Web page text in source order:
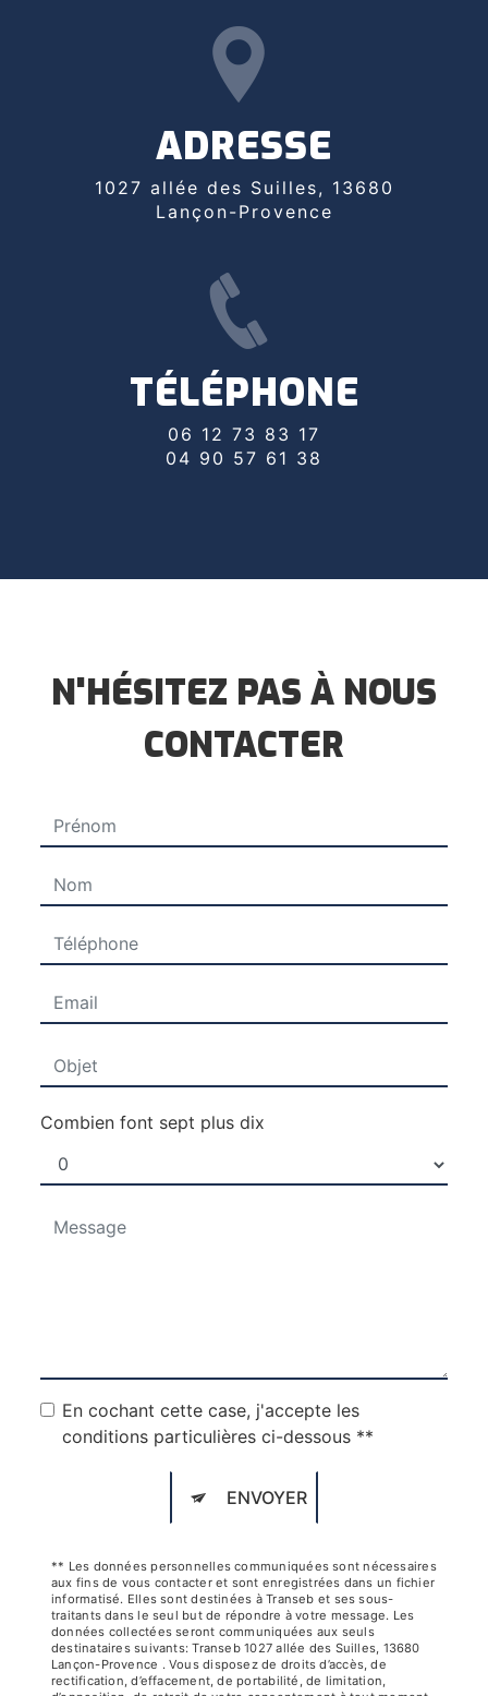
ADRESSE
1027 allée des Suilles, 13680
Lançon-Provence
TÉLÉPHONE
06 12 73 83 17
04 90 57 61 38
N'HÉSITEZ PAS À NOUS
CONTACTER
Combien font sept plus dix
En cochant cette case, j'accepte les
conditions particulières ci-dessous **
ENVOYER
** Les données personnelles communiquées sont nécessaires
aux fins de vous contacter et sont enregistrées dans un fichier
informatisé. Elles sont destinées à Transeb et ses sous-
traitants dans le seul but de répondre à votre message. Les
données collectées seront communiquées aux seuls
destinataires suivants: Transeb 1027 allée des Suilles, 13680
Lançon-Provence . Vous disposez de droits d’accès, de
rectification, d’effacement, de portabilité, de limitation,